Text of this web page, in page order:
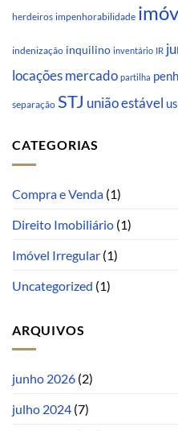
herdeiros impenhorabilidade
indenização inquilino inventário IR
locações mercado partilha
separação STJ união estável
CATEGORIAS
Compra e Venda (1)
Direito Imobiliário (1)
Imóvel Irregular (1)
Uncategorized (1)
ARQUIVOS
junho 2026 (2)
julho 2024 (7)